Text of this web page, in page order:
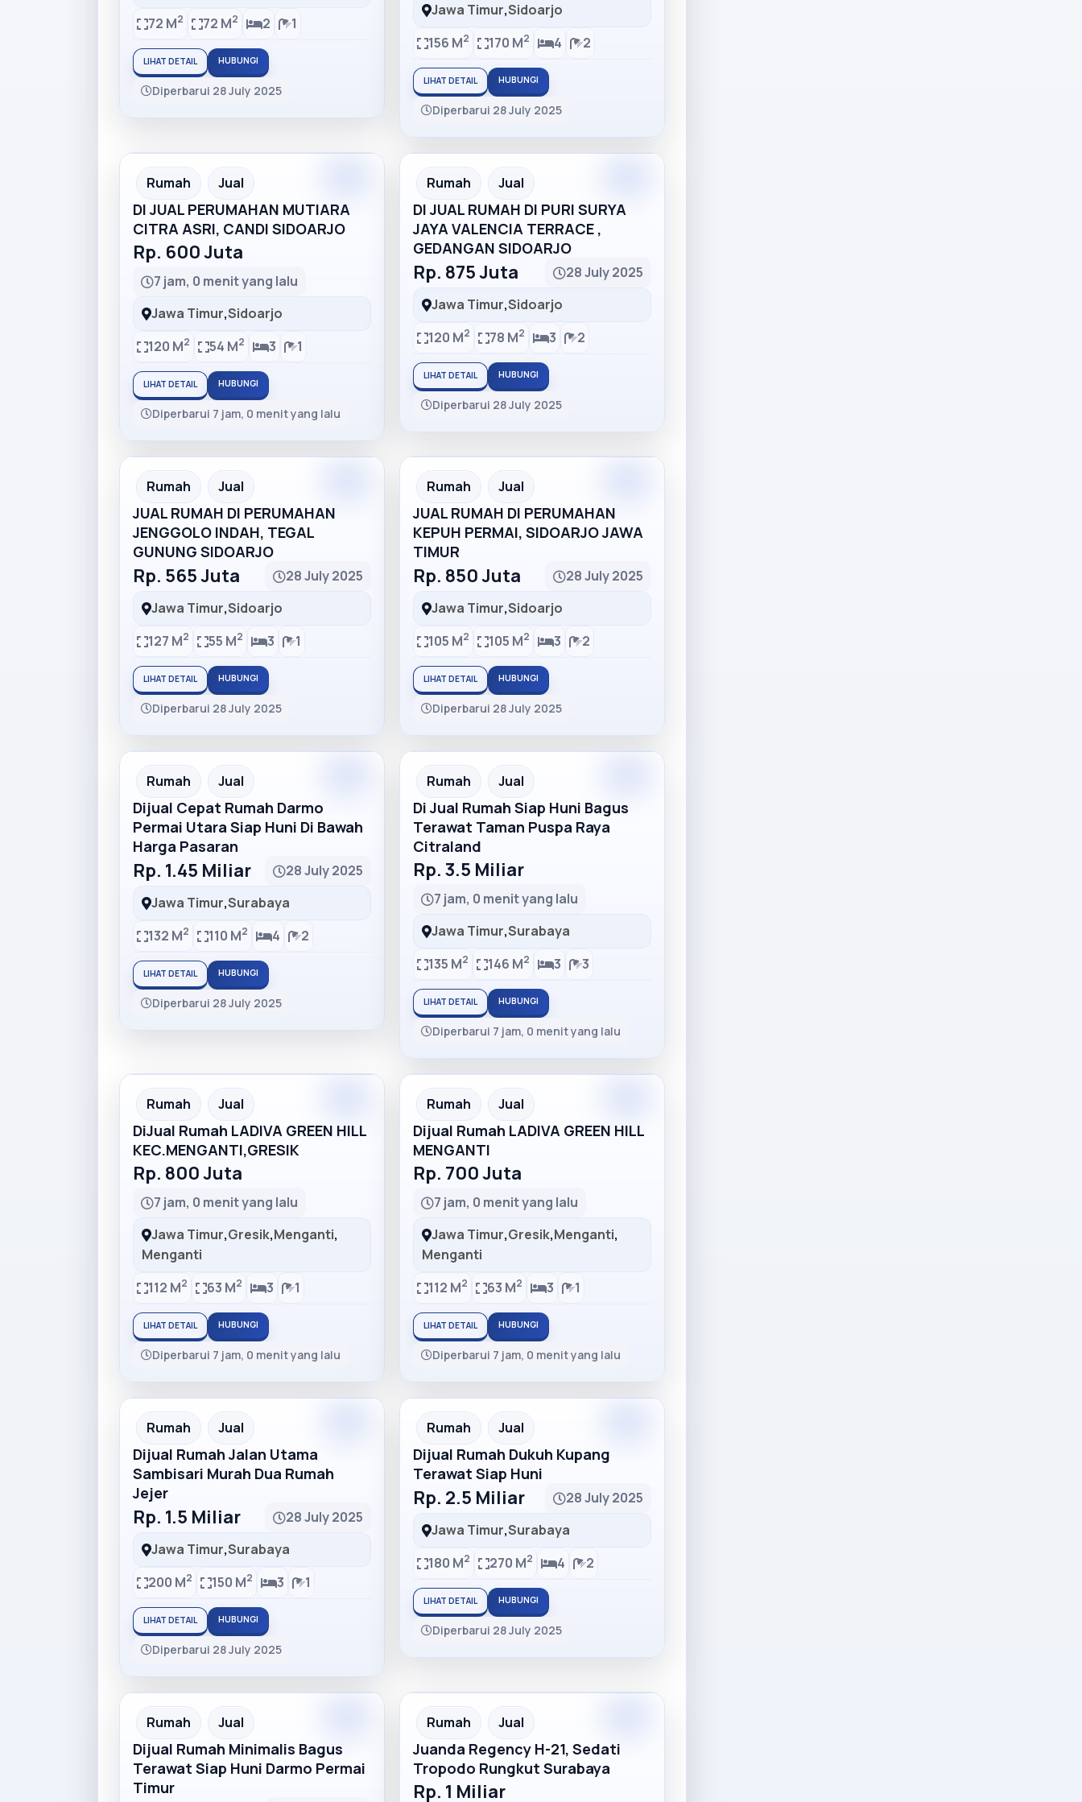
72 M2 72 M2 2 1
LIHAT DETAIL HUBUNGI
Diperbarui 28 July 2025
Jawa Timur,Sidoarjo
156 M2 170 M2 4 2
LIHAT DETAIL HUBUNGI
Diperbarui 28 July 2025
Rumah Jual
DI JUAL PERUMAHAN MUTIARA
CITRA ASRI, CANDI SIDOARJO
Rp. 600 Juta
7 jam, 0 menit yang lalu
Jawa Timur,Sidoarjo
120 M2 54 M2 3 1
LIHAT DETAIL HUBUNGI
Diperbarui 7 jam, 0 menit yang lalu
Rumah Jual
DI JUAL RUMAH DI PURI SURYA
JAYA VALENCIA TERRACE ,
GEDANGAN SIDOARJO
Rp. 875 Juta
28 July 2025
Jawa Timur,Sidoarjo
120 M2 78 M2 3 2
LIHAT DETAIL HUBUNGI
Diperbarui 28 July 2025
Rumah Jual
JUAL RUMAH DI PERUMAHAN
JENGGOLO INDAH, TEGAL
GUNUNG SIDOARJO
Rp. 565 Juta
28 July 2025
Jawa Timur,Sidoarjo
127 M2 55 M2 3 1
LIHAT DETAIL HUBUNGI
Diperbarui 28 July 2025
Rumah Jual
JUAL RUMAH DI PERUMAHAN
KEPUH PERMAI, SIDOARJO JAWA
TIMUR
Rp. 850 Juta
28 July 2025
Jawa Timur,Sidoarjo
105 M2 105 M2 3 2
LIHAT DETAIL HUBUNGI
Diperbarui 28 July 2025
Rumah Jual
Dijual Cepat Rumah Darmo
Permai Utara Siap Huni Di Bawah
Harga Pasaran
Rp. 1.45 Miliar
28 July 2025
Jawa Timur,Surabaya
132 M2 110 M2 4 2
LIHAT DETAIL HUBUNGI
Diperbarui 28 July 2025
Rumah Jual
Di Jual Rumah Siap Huni Bagus
Terawat Taman Puspa Raya
Citraland
Rp. 3.5 Miliar
7 jam, 0 menit yang lalu
Jawa Timur,Surabaya
135 M2 146 M2 3 3
LIHAT DETAIL HUBUNGI
Diperbarui 7 jam, 0 menit yang lalu
Rumah Jual
DiJual Rumah LADIVA GREEN HILL
KEC.MENGANTI,GRESIK
Rp. 800 Juta
7 jam, 0 menit yang lalu
Jawa Timur,Gresik,Menganti,
Menganti
112 M2 63 M2 3 1
LIHAT DETAIL HUBUNGI
Diperbarui 7 jam, 0 menit yang lalu
Rumah Jual
Dijual Rumah LADIVA GREEN HILL
MENGANTI
Rp. 700 Juta
7 jam, 0 menit yang lalu
Jawa Timur,Gresik,Menganti,
Menganti
112 M2 63 M2 3 1
LIHAT DETAIL HUBUNGI
Diperbarui 7 jam, 0 menit yang lalu
Rumah Jual
Dijual Rumah Jalan Utama
Sambisari Murah Dua Rumah
Jejer
Rp. 1.5 Miliar
28 July 2025
Jawa Timur,Surabaya
200 M2 150 M2 3 1
LIHAT DETAIL HUBUNGI
Diperbarui 28 July 2025
Rumah Jual
Dijual Rumah Dukuh Kupang
Terawat Siap Huni
Rp. 2.5 Miliar
28 July 2025
Jawa Timur,Surabaya
180 M2 270 M2 4 2
LIHAT DETAIL HUBUNGI
Diperbarui 28 July 2025
Rumah Jual
Dijual Rumah Minimalis Bagus
Terawat Siap Huni Darmo Permai
Timur
Rumah Jual
Juanda Regency H-21, Sedati
Tropodo Rungkut Surabaya
Rp. 1 Miliar